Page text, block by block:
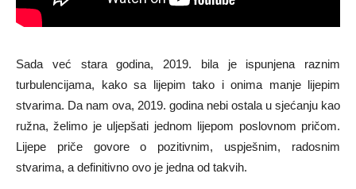
Sada već stara godina, 2019. bila je ispunjena raznim
turbulencijama, kako sa lijepim tako i onima manje lijepim
stvarima. Da nam ova, 2019. godina nebi ostala u sjećanju kao
ružna, želimo je uljepšati jednom lijepom poslovnom pričom.
Lijepe priče govore o pozitivnim, uspješnim, radosnim
stvarima, a definitivno ovo je jedna od takvih.